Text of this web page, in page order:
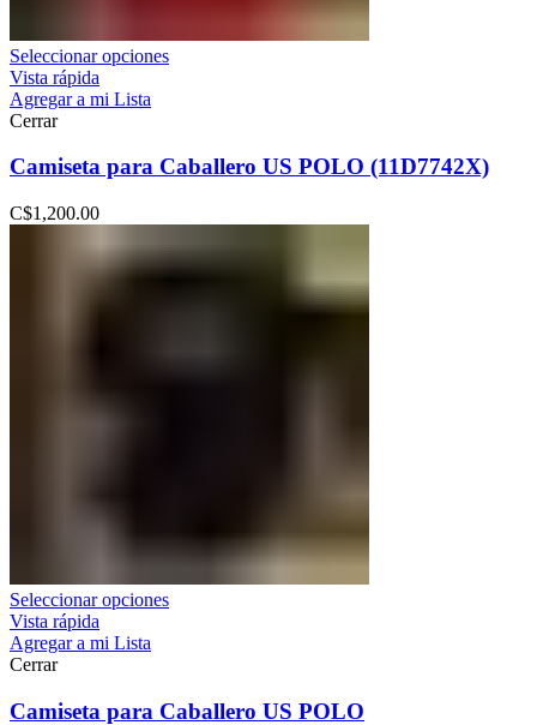
Seleccionar opciones
Vista rápida
Agregar a mi Lista
Cerrar
Camiseta para Caballero US POLO (11D7742X)
C$1,200.00
Seleccionar opciones
Vista rápida
Agregar a mi Lista
Cerrar
Camiseta para Caballero US POLO